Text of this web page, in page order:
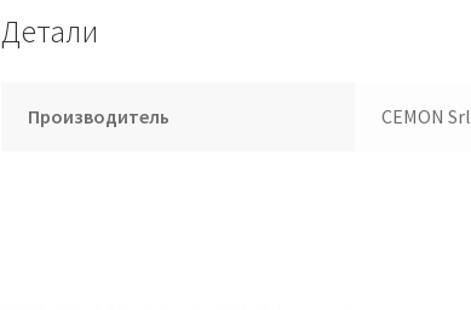
Детали
Производитель CEMON Srl